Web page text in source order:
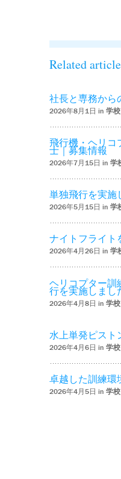
Related
社長と専務から
2026年8月1日 in 学校
飛行機・ヘリ
士｜募集情報
2026年7月15日 in 学
単独飛行を実施
2026年5月15日 in 学
ナイトフライト
2026年4月26日 in 学
ヘリコプター訓
行を実施しまし
2026年4月8日 in 学校
水上単発ピスト
2026年4月6日 in 学校
卓越した訓練環
2026年4月5日 in 学校